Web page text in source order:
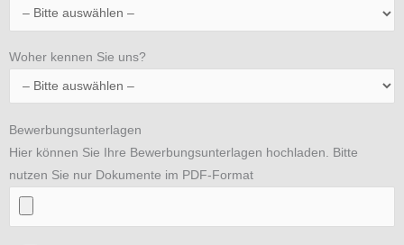
Woher kennen Sie uns?
Bewerbungsunterlagen
Hier können Sie Ihre Bewerbungsunterlagen hochladen. Bitte
nutzen Sie nur Dokumente im PDF-Format